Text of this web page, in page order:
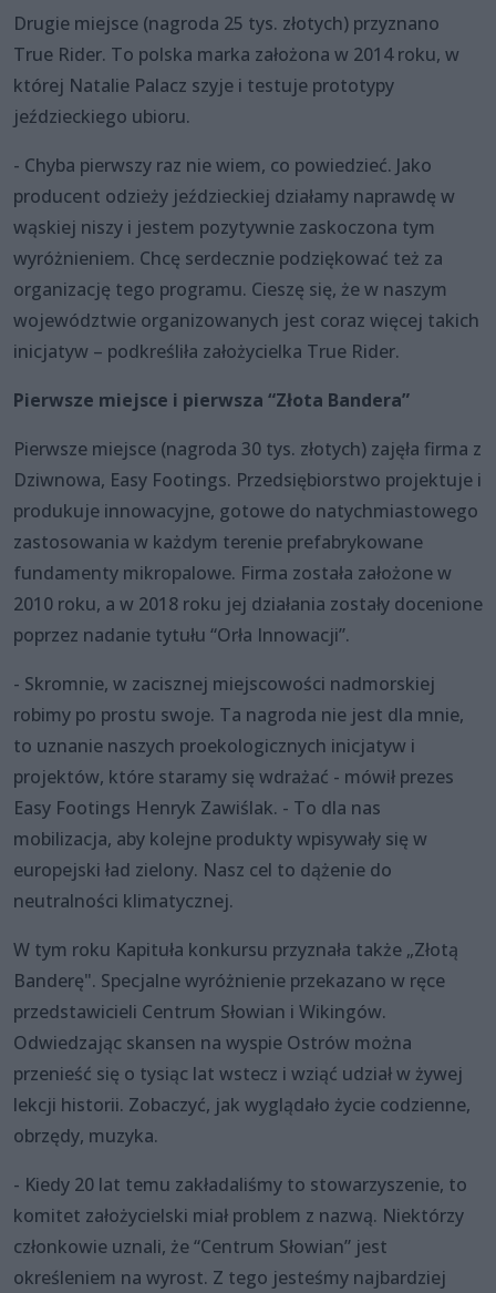
Drugie miejsce (nagroda 25 tys. złotych) przyznano
True Rider. To polska marka założona w 2014 roku, w
której Natalie Palacz szyje i testuje prototypy
jeździeckiego ubioru.
- Chyba pierwszy raz nie wiem, co powiedzieć. Jako
producent odzieży jeździeckiej działamy naprawdę w
wąskiej niszy i jestem pozytywnie zaskoczona tym
wyróżnieniem. Chcę serdecznie podziękować też za
organizację tego programu. Cieszę się, że w naszym
województwie organizowanych jest coraz więcej takich
inicjatyw – podkreśliła założycielka True Rider.
Pierwsze miejsce i pierwsza “Złota Bandera”
Pierwsze miejsce (nagroda 30 tys. złotych) zajęła firma z
Dziwnowa, Easy Footings. Przedsiębiorstwo projektuje i
produkuje innowacyjne, gotowe do natychmiastowego
zastosowania w każdym terenie prefabrykowane
fundamenty mikropalowe. Firma została założone w
2010 roku, a w 2018 roku jej działania zostały docenione
poprzez nadanie tytułu “Orła Innowacji”.
- Skromnie, w zacisznej miejscowości nadmorskiej
robimy po prostu swoje. Ta nagroda nie jest dla mnie,
to uznanie naszych proekologicznych inicjatyw i
projektów, które staramy się wdrażać - mówił prezes
Easy Footings Henryk Zawiślak. - To dla nas
mobilizacja, aby kolejne produkty wpisywały się w
europejski ład zielony. Nasz cel to dążenie do
neutralności klimatycznej.
W tym roku Kapituła konkursu przyznała także „Złotą
Banderę". Specjalne wyróżnienie przekazano w ręce
przedstawicieli Centrum Słowian i Wikingów.
Odwiedzając skansen na wyspie Ostrów można
przenieść się o tysiąc lat wstecz i wziąć udział w żywej
lekcji historii. Zobaczyć, jak wyglądało życie codzienne,
obrzędy, muzyka.
- Kiedy 20 lat temu zakładaliśmy to stowarzyszenie, to
komitet założycielski miał problem z nazwą. Niektórzy
członkowie uznali, że “Centrum Słowian” jest
określeniem na wyrost. Z tego jesteśmy najbardziej